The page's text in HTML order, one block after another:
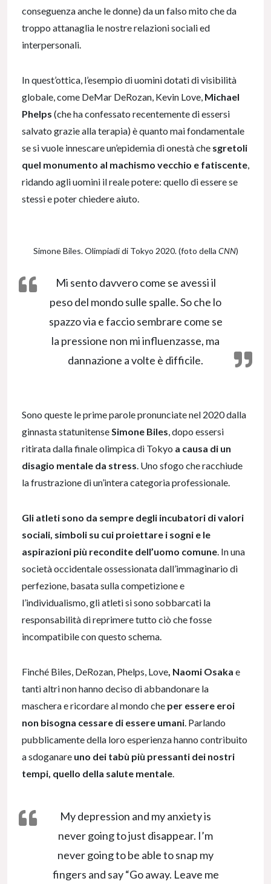
conseguenza anche le donne) da un falso mito che da
troppo attanaglia le nostre relazioni sociali ed
interpersonali.
In quest’ottica, l’esempio di uomini dotati di visibilità
globale, come DeMar DeRozan, Kevin Love, Michael
Phelps (che ha confessato recentemente di essersi
salvato grazie alla terapia) è quanto mai fondamentale
se si vuole innescare un’epidemia di onestà che sgretoli
quel monumento al machismo vecchio e fatiscente
ridando agli uomini il reale potere: quello di essere se
stessi e poter chiedere aiuto.
Simone Biles. Olimpiadi di Tokyo 2020. (foto della CNN)
Mi sento davvero come se avessi il
peso del mondo sulle spalle. So che lo
spazzo via e faccio sembrare come se
la pressione non mi influenzasse, ma
dannazione a volte è difficile.
Sono queste le prime parole pronunciate nel 2020 dalla
ginnasta statunitense Simone Biles , dopo essersi
ritirata dalla finale olimpica di Tokyo a causa di un
disagio mentale da stress . Uno sfogo che racchiude
la frustrazione di un’intera categoria professionale.
Gli atleti sono da sempre degli incubatori di valori
sociali, simboli su cui proiettare i sogni e le
aspirazioni più recondite dell’uomo comune . In una
società occidentale ossessionata dall’immaginario di
perfezione, basata sulla competizione e
l’individualismo, gli atleti si sono sobbarcati la
responsabilità di reprimere tutto ciò che fosse
incompatibile con questo schema.
Finché Biles, DeRozan, Phelps, Love , Naomi Osaka e
tanti altri non hanno deciso di abbandonare la
maschera e ricordare al mondo che per essere eroi
non bisogna cessare di essere umani . Parlando
pubblicamente della loro esperienza hanno contribuito
a sdoganare uno dei tabù più pressanti dei nostri
tempi, quello della salute mentale
My depression and my anxiety is
never going to just disappear. I’m
never going to be able to snap my
fingers and say “Go away. Leave me